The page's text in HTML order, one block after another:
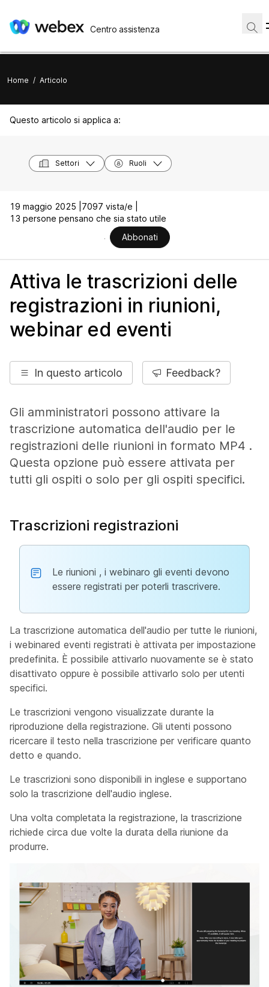
Centro assistenza
Home / Articolo
Questo articolo si applica a:
Settori Ruoli
19 maggio 2025 | 7097 vista/e |
13 persone pensano che sia stato utile
Abbonati
Attiva le trascrizioni delle
registrazioni in riunioni,
webinar ed eventi
In questo articolo Feedback?
Gli amministratori possono attivare la
trascrizione automatica dell'audio per le
registrazioni delle riunioni in formato MP4 .
Questa opzione può essere attivata per
tutti gli ospiti o solo per gli ospiti specifici.
Trascrizioni registrazioni
Le riunioni , i webinaro gli eventi devono
essere registrati per poterli trascrivere.
La trascrizione automatica dell'audio per tutte le riunioni,
i webinared eventi registrati è attivata per impostazione
predefinita. È possibile attivarlo nuovamente se è stato
disattivato oppure è possibile attivarlo solo per utenti
specifici.
Le trascrizioni vengono visualizzate durante la
riproduzione della registrazione. Gli utenti possono
ricercare il testo nella trascrizione per verificare quanto
detto e quando.
Le trascrizioni sono disponibili in inglese e supportano
solo la trascrizione dell'audio inglese.
Una volta completata la registrazione, la trascrizione
richiede circa due volte la durata della riunione da
produrre.